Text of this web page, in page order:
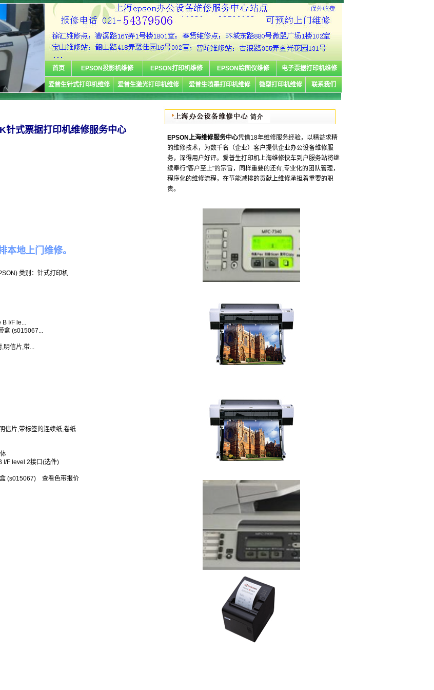
首页 EPSON投影机维修 EPSON打印机维修 EPSON绘图仪维修 电子票据打印机维修
爱普生针式打印机维修 爱普生激光打印机维修 爱普生喷墨打印机维修 微型打印机维修 联系我们
针式票据打印机维修服务中心
本地上门维修。
类别：针式打印机
B I/F le...
盒 (s015067...
明信片,带...
信片,带标签的连续纸,卷纸
体
I/F level 2接口(选件)
盒 (s015067) 查看色带报价
EPSON上海维修服务中心凭借18年维修服务经验，以精益求精
的维修技术，为数千名（企业）客户提供企业办公设备维修服
务，深得用户好评。爱普生打印机上海维修快车到户服务站将继
续奉行"客户至上"的宗旨，同样重要的还有,专业化的团队管理，
程序化的维修流程，在节能减排的贡献上维修承担着重要的职
责。